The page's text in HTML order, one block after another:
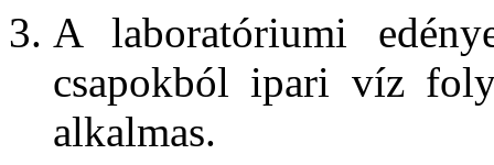
A laboratóriumi
csapokból ipari víz
alkalmas.